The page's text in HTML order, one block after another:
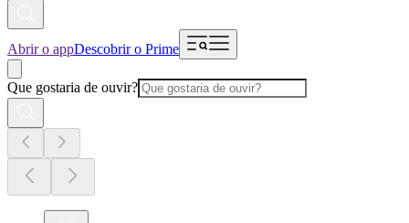
Abrir o appDescobrir o Prime
Que gostaria de ouvir?